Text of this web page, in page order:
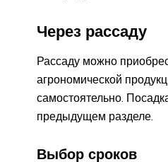
Через рассаду
Рассаду можно
агрономической
самостоятельно.
предыдущем разделе.
Выбор сроков